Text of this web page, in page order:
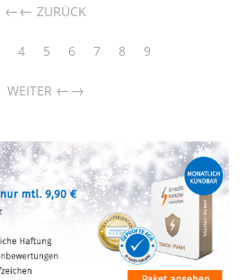
← ZURÜCK
4 5 6 7 8 9
WEITER →